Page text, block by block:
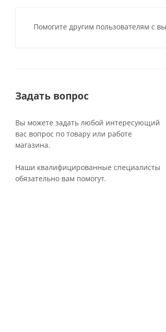
Помогите другим пользователям с
Задать вопрос
Вы можете задать любой интересующий
вас вопрос по товару или работе
магазина.
Наши квалифицированные специалисты
обязательно вам помогут.